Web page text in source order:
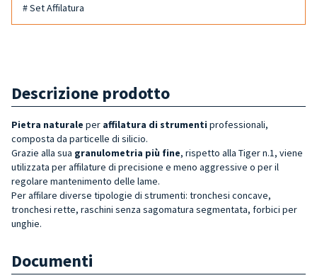
# Set Affilatura
Descrizione prodotto
Pietra naturale per affilatura di strumenti professionali,
composta da particelle di silicio.
Grazie alla sua granulometria più fine, rispetto alla Tiger n.1, viene
utilizzata per affilature di precisione e meno aggressive o per il
regolare mantenimento delle lame.
Per affilare diverse tipologie di strumenti: tronchesi concave,
tronchesi rette, raschini senza sagomatura segmentata, forbici per
unghie.
Documenti